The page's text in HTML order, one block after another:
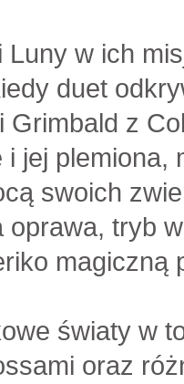
Luny w ich
duet
Grimbald z
i jej
swoich
tryb
magiczną
światy w
oraz